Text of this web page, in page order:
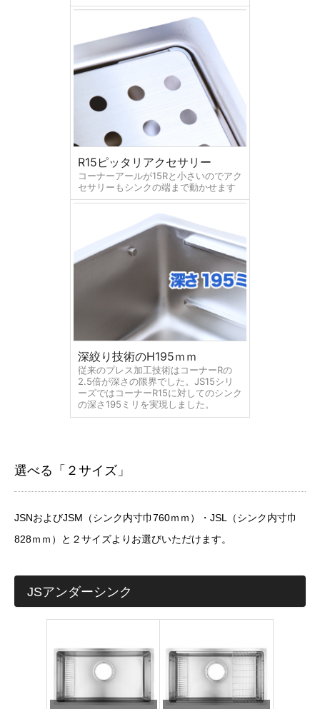
R15ピッタリアクセサリー
コーナーアールが15Rと小さいのでアク
セサリーもシンクの端まで動かせます
深絞り技術のH195ｍｍ
従来のプレス加工技術はコーナーRの
2.5倍が深さの限界でした。JS15シリ
ーズではコーナーR15に対してのシンク
の深さ195ミリを実現しました。
選べる「２サイズ」
JSNおよびJSM（シンク内寸巾760ｍｍ）・JSL（シンク内寸巾
828ｍｍ）と２サイズよりお選びいただけます。
JSアンダーシンク